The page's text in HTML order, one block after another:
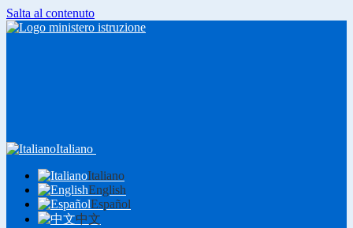
Salta al contenuto
Italiano
Italiano
English
Español
中文